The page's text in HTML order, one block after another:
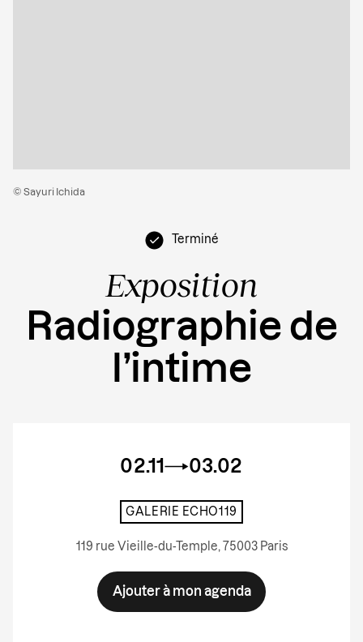
Terminé
Exposition
Radiographie de
l’intime
02.11 03.02
GALERIE ECHO119
119 rue Vieille-du-Temple, 75003 Paris
Ajouter à mon agenda
© Sayuri Ichida